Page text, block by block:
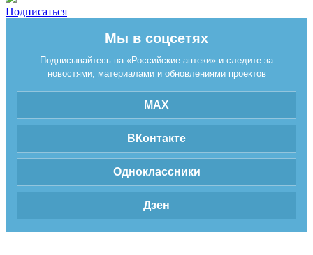
Подписаться
Мы в соцсетях
Подписывайтесь на «Российские аптеки» и следите за
новостями, материалами и обновлениями проектов
MAX
ВКонтакте
Одноклассники
Дзен